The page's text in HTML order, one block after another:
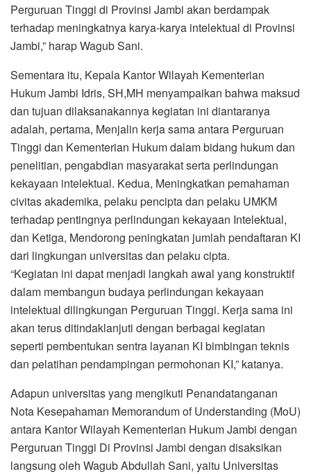
Perguruan Tinggi di Provinsi Jambi akan berdampak
terhadap meningkatnya karya-karya intelektual di Provinsi
Jambi,” harap Wagub Sani.
Sementara itu, Kepala Kantor Wilayah Kementerian
Hukum Jambi Idris, SH,MH menyampaikan bahwa maksud
dan tujuan dilaksanakannya kegiatan ini diantaranya
adalah, pertama, Menjalin kerja sama antara Perguruan
Tinggi dan Kementerian Hukum dalam bidang hukum dan
penelitian, pengabdian masyarakat serta perlindungan
kekayaan intelektual. Kedua, Meningkatkan pemahaman
civitas akademika, pelaku pencipta dan pelaku UMKM
terhadap pentingnya perlindungan kekayaan Intelektual,
dan Ketiga, Mendorong peningkatan jumlah pendaftaran KI
dari lingkungan universitas dan pelaku cipta.
“Kegiatan ini dapat menjadi langkah awal yang konstruktif
dalam membangun budaya perlindungan kekayaan
intelektual dilingkungan Perguruan Tinggi. Kerja sama ini
akan terus ditindaklanjuti dengan berbagai kegiatan
seperti pembentukan sentra layanan KI bimbingan teknis
dan pelatihan pendampingan permohonan KI,” katanya.
Adapun universitas yang mengikuti Penandatanganan
Nota Kesepahaman Memorandum of Understanding (MoU)
antara Kantor Wilayah Kementerian Hukum Jambi dengan
Perguruan Tinggi Di Provinsi Jambi dengan disaksikan
langsung oleh Wagub Abdullah Sani, yaitu Universitas